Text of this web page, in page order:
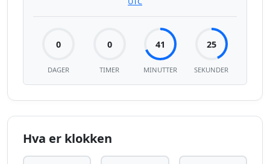
0
DAGER
0
TIMER
41
MINUTTER
25
SEKUNDER
Hva er klokken